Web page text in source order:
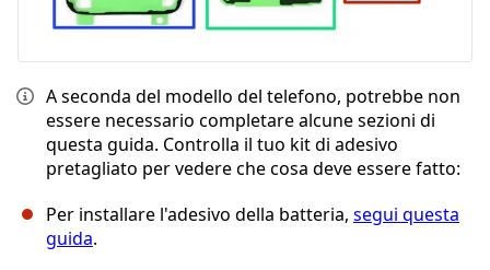
A seconda del modello del telefono, potrebbe non
essere necessario completare alcune sezioni di
questa guida. Controlla il tuo kit di adesivo
pretagliato per vedere che cosa deve essere fatto:
Per installare l'adesivo della batteria, segui questa
guida.